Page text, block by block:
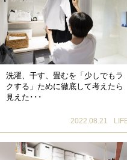
洗濯、干す、畳むを「少しでもラ
クする」ために徹底して考えたら
見えた･･･
2022.08.21